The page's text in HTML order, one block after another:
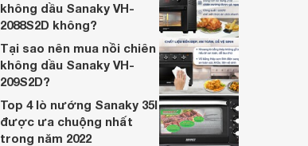
không dầu Sanaky VH-
2088S2D không?
Tại sao nên mua nồi chiên
không dầu Sanaky VH-
209S2D?
Top 4 lò nướng Sanaky 35l
được ưa chuộng nhất
trong năm 2022